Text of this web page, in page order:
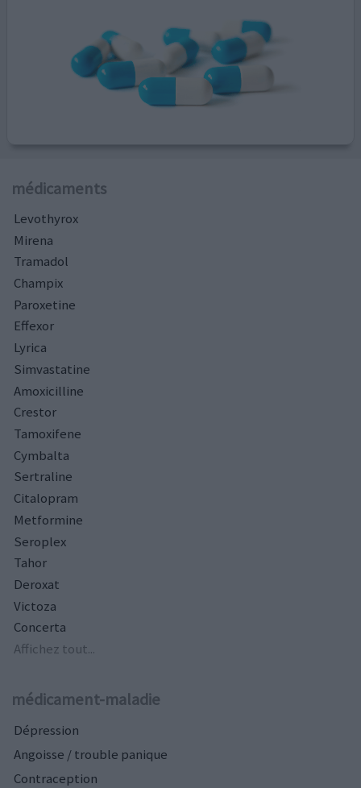
médicaments
Levothyrox
Mirena
Tramadol
Champix
Paroxetine
Effexor
Lyrica
Simvastatine
Amoxicilline
Crestor
Tamoxifene
Cymbalta
Sertraline
Citalopram
Metformine
Seroplex
Tahor
Deroxat
Victoza
Concerta
Affichez tout...
médicament-maladie
Dépression
Angoisse / trouble panique
Contraception